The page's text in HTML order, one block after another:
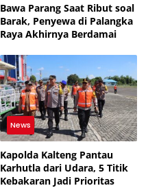
Bawa Parang Saat Ribut soal
Barak, Penyewa di Palangka
Raya Akhirnya Berdamai
News
Kapolda Kalteng Pantau
Karhutla dari Udara, 5 Titik
Kebakaran Jadi Prioritas